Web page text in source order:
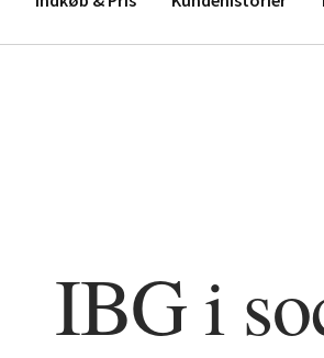
IBG i